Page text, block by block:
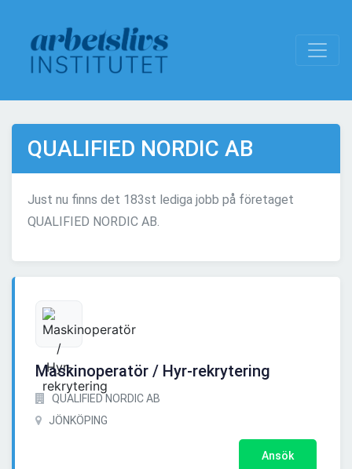
QUALIFIED NORDIC AB
Just nu finns det 183st lediga jobb på företaget
QUALIFIED NORDIC AB.
Maskinoperatör / Hyr-rekrytering
QUALIFIED NORDIC AB
JÖNKÖPING
Ansök